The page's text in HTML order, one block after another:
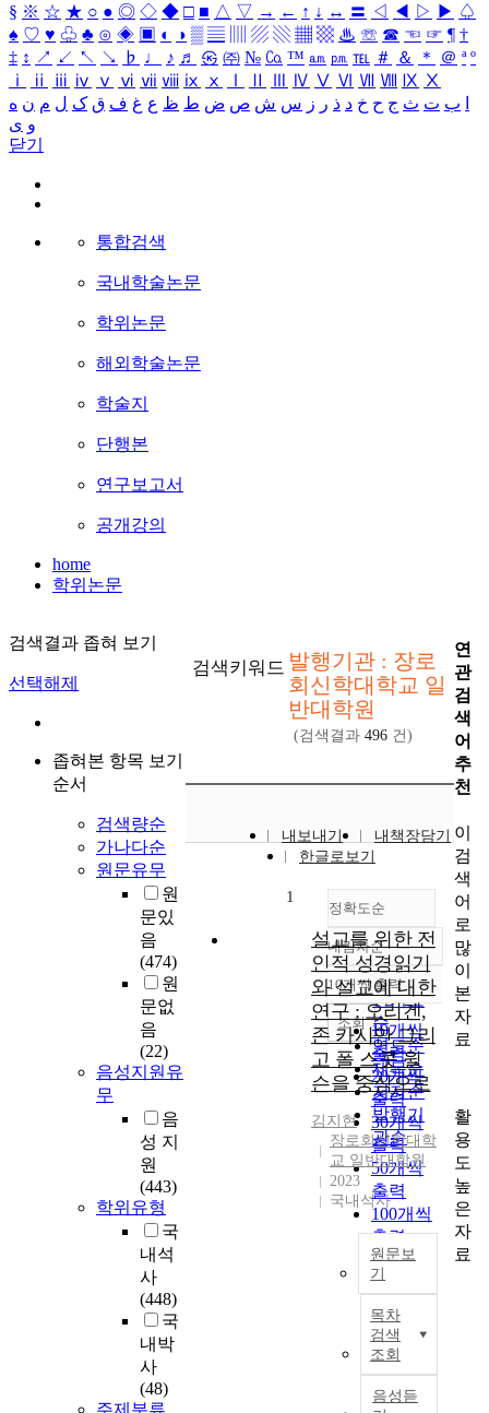
§ ※ ☆ ★ ○ ● ◎ ◇ ◆ □ ■ △ ▽ → ← ↑ ↓ ↔ 〓 ◁ ◀ ▷ ▶ ♤
♠ ♡ ♥ ♧ ♣ ⊙ ◈ ▣ ◐ ◑ ▒ ▤ ▨ ▧ ▦ ▩ ♨ ☏ ☎ ☜ ☞ ¶ †
‡ ↕ ↗ ↙ ↖ ↘ ♭ ♩ ♪ ♬ ㉿ ㈜ № ㏇ ™ ㏂ ㏘ ℡ ＃ ＆ ＊ ＠ ª º
ⅰ
ⅱ ⅲ ⅳ ⅴ ⅵ ⅶ ⅷ ⅸ ⅹ Ⅳ Ⅴ Ⅵ Ⅶ Ⅷ Ⅸ Ⅹ
ب ت ث ج ح خ د ذ ر ز س ش ص ض ط ظ ع غ ف ق ک ل م ن ه
و ی
닫기
통합검색
국내학술논문
학위논문
해외학술논문
학술지
단행본
연구보고서
공개강의
home
학위논문
검색결과 좁혀 보기
선택해제
좁혀본 항목 보기
순서
검색량순
가나다순
원문유무
원
문있
음
(474)
원
문없
음
(22)
음성지원유
무
음
성 지
원
(443)
학위유형
국
내석
사
(448)
국
내박
사
(48)
검색키워드 발행기관 : 장로
회신학대학교 일
반대학원
(검색결과 496 건)
내보내기
내책장담기
한글로보기
정확도순
정확도
순
인기도
순
연도순
제목순
저자순
발행기
관순
내림차순
내림차순
10개씩 출력
10개씩
출력
20개씩
출력
30개씩
출력
50개씩
출력
100개씩
출력
조회
1
설교를 위한 전
인적 성경읽기
와 설교에 대한
연구 : 오리겐,
존 카시안 그리
고 폴 스콧 윌
슨을 중심으로
김지현
장로회신학대학
교 일반대학원
2023
국내석사
원문보
기
목차
검색
조회
음성듣
연
관
검
색
어
추
천
이
검
색
어
로
많
이
본
자
료
활
용
도
높
은
자
료